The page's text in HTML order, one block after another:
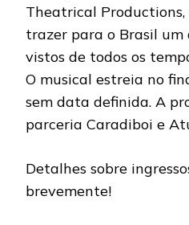
Theatrical
trazer para o Brasil um
vistos de todos os
O musical estreia no
sem data definida. A
parceria Caradiboi e
Detalhes sobre
brevemente!